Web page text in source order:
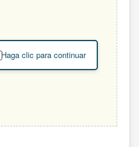
Haga clic para continuar